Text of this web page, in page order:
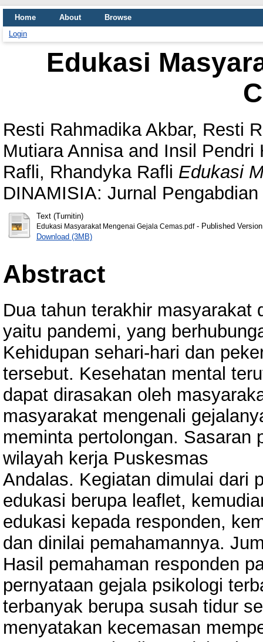
Home About
Browse
Login
Edukasi
Resti Rahmadika Akbar, Resti
Mutiara Annisaand Insil Pendri
Rafli, Rhandyka Rafli Edukasi
DINAMISIA: Jurnal
Text (Turnitin)
Edukasi Masyarakat Mengenai Gejala Cemas.pdf- Published Version
Download (3MB)
Abstract
Dua tahun terakhir masyarakat
yaitu pandemi, yang
Kehidupan sehari-hari dan
tersebut. Kesehatan mental
dapat dirasakan oleh
masyarakat mengenali
meminta pertolongan. Sasaran
wilayah kerja Puskesmas
Andalas. Kegiatan dimulai dari
edukasi berupa leaflet,
edukasi kepada responden,
dan dinilai pemahamannya.
Hasil pemahaman responden
pernyataan gejala psikologi
terbanyak berupa susah tidur
menyatakan kecemasan